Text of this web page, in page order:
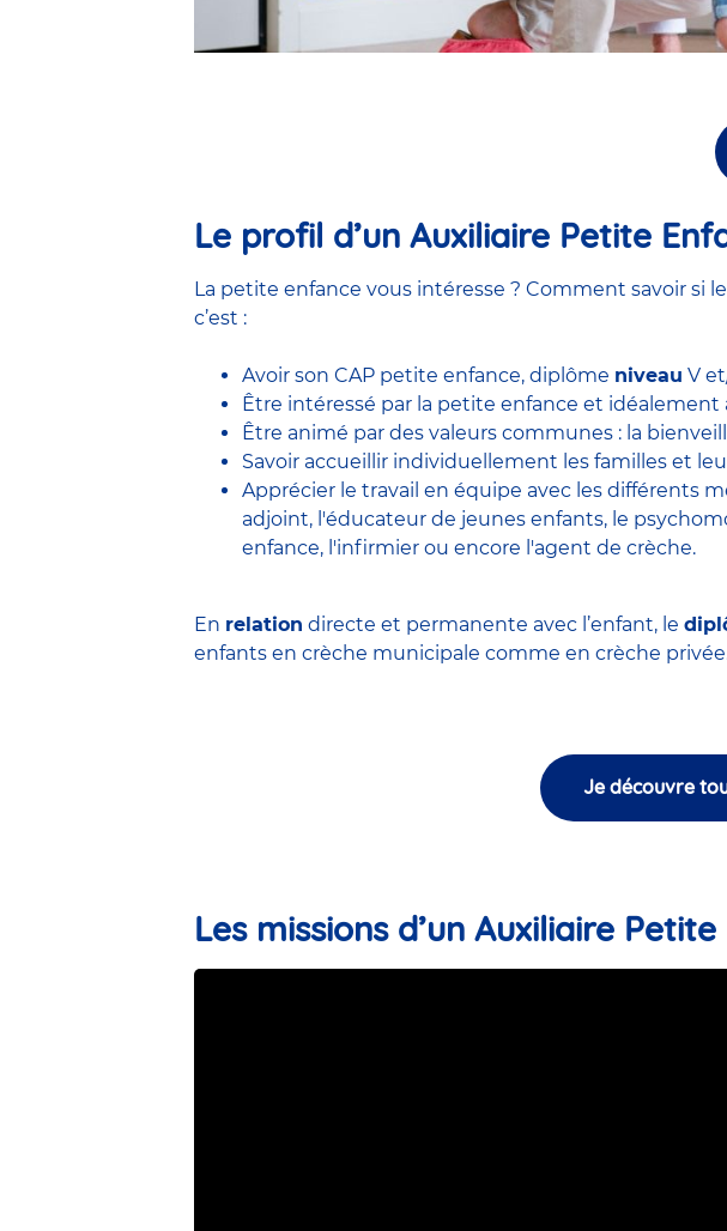
Le profil d’un Auxiliaire Petite
La petite enfance vous intéresse ? Comment savoir si
c’est :
Avoir son CAP petite enfance, diplôme niveau V
Être intéressé par la petite enfance et idéalement
Être animé par des valeurs communes : la
Savoir accueillir individuellement les familles et
Apprécier le travail en équipe avec les différents
adjoint, l'éducateur de jeunes enfants, le
enfance, l'infirmier ou encore l'agent de crèche.
En relation directe et permanente avec l’enfant, le
enfants en crèche municipale comme en crèche
Je découvre
Les missions d’un Auxiliaire